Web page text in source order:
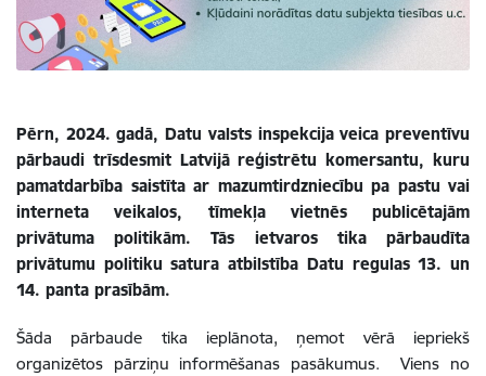
Pērn, 2024. gadā, Datu valsts inspekcija veica preventīvu
pārbaudi trīsdesmit Latvijā reģistrētu komersantu, kuru
pamatdarbība saistīta ar mazumtirdzniecību pa pastu vai
interneta veikalos, tīmekļa vietnēs publicētajām
privātuma politikām. Tās ietvaros tika pārbaudīta
privātumu politiku satura atbilstība Datu regulas 13. un
14. panta prasībām.
Šāda pārbaude tika ieplānota, ņemot vērā iepriekš
organizētos pārziņu informēšanas pasākumus. Viens no